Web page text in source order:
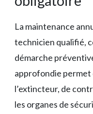
La maintenance
technicien qualifié,
démarche
approfondie permet
l’extincteur, de
les organes de